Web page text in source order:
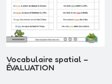
Vocabulaire spatial –
ÉVALUATION